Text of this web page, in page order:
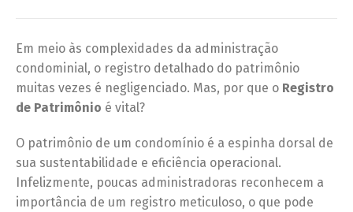
Em meio às complexidades da administração
condominial, o registro detalhado do patrimônio
muitas vezes é negligenciado. Mas, por que o Registro
de Patrimônio é vital?
O patrimônio de um condomínio é a espinha dorsal de
sua sustentabilidade e eficiência operacional.
Infelizmente, poucas administradoras reconhecem a
importância de um registro meticuloso, o que pode